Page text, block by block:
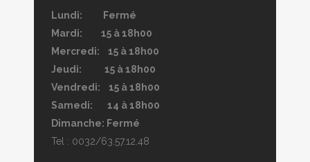
Lundi: Fermé
Mardi: 15 à 18h00
Mercredi: 15 à 18h00
Jeudi: 15 à 18h00
Vendredi: 15 à 18h00
Samedi: 14 à 18h00
Dimanche: Fermé
Tel : 0032/63.57.12.48